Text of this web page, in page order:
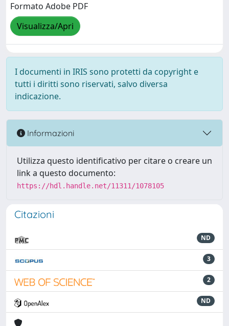
Formato Adobe PDF
Visualizza/Apri
I documenti in IRIS sono protetti da copyright e
tutti i diritti sono riservati, salvo diversa
indicazione.
Informazioni
Utilizza questo identificativo per citare o creare un
link a questo documento:
https://hdl.handle.net/11311/1078105
Citazioni
ND
3
2
ND